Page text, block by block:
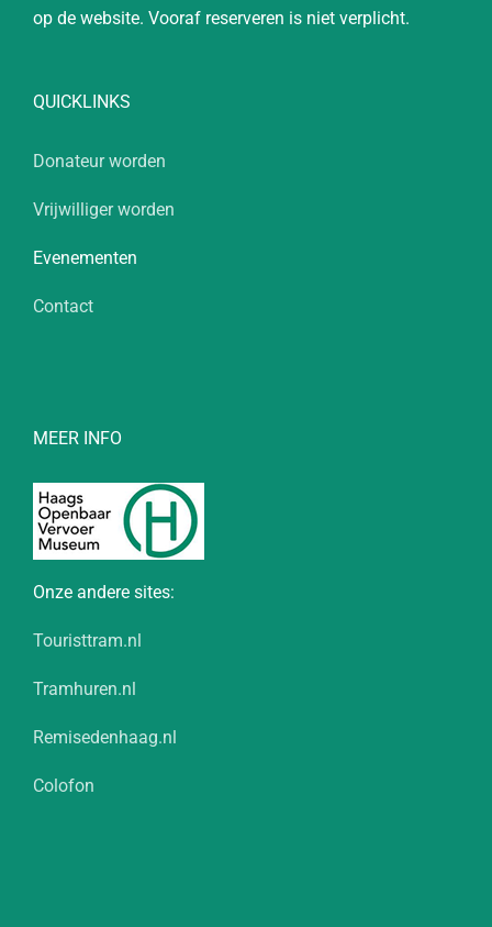
op de website. Vooraf reserveren is niet verplicht.
QUICKLINKS
Donateur worden
Vrijwilliger worden
Evenementen
Contact
MEER INFO
Onze andere sites:
Touristtram.nl
Tramhuren.nl
Remisedenhaag.nl
Colofon